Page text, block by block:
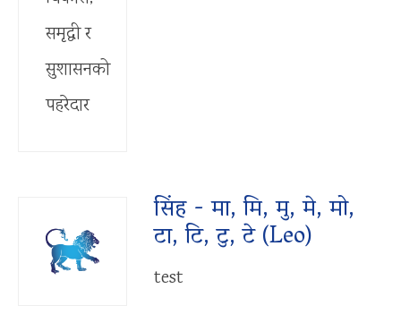
सिंह - मा, मि, मु, मे, मो,
टा, टि, टु, टे (Leo)
test